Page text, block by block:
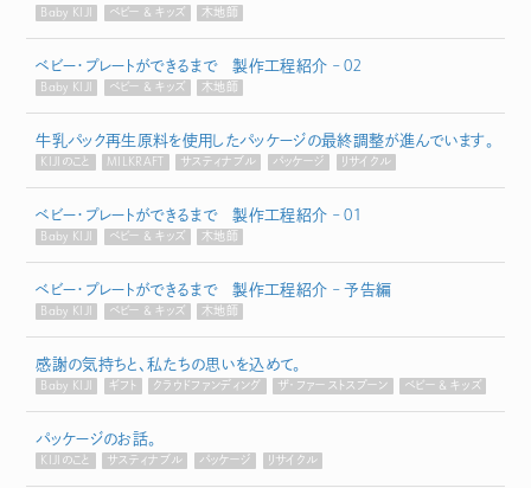
Baby KIJI ベビー & キッズ 木地師
ベビー・プレートができるまで 製作工程紹介 – 02
Baby KIJI ベビー & キッズ 木地師
牛乳パック再生原料を使用したパッケージの最終調整が進んでいます。
KIJIのこと MILKRAFT サスティナブル パッケージ リサイクル
ベビー・プレートができるまで 製作工程紹介 – 01
Baby KIJI ベビー & キッズ 木地師
ベビー・プレートができるまで 製作工程紹介 – 予告編
Baby KIJI ベビー & キッズ 木地師
感謝の気持ちと、私たちの思いを込めて。
Baby KIJI ギフト クラウドファンディング ザ・ファーストスプーン ベビー & キッズ
パッケージのお話。
KIJIのこと サスティナブル パッケージ リサイクル